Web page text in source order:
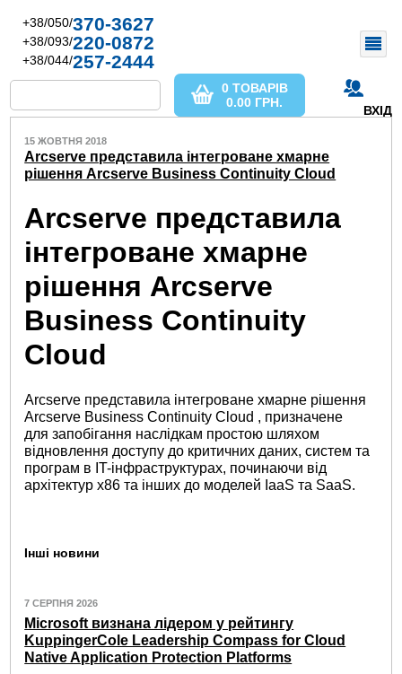
+38/050/370-3627
+38/093/220-0872
+38/044/257-2444
ВХІД
0 ТОВАРІВ
0.00 ГРН.
15 ЖОВТНЯ 2018
Arcserve представила інтегроване хмарне
рішення Arcserve Business Continuity Cloud
Arcserve представила
інтегроване хмарне
рішення Arcserve
Business Continuity
Cloud
Arcserve представила інтегроване хмарне рішення
Arcserve Business Continuity Cloud , призначене
для запобігання наслідкам простою шляхом
відновлення доступу до критичних даних, систем та
програм в IT-інфраструктурах, починаючи від
архітектур x86 та інших до моделей IaaS та SaaS.
Інші новини
7 СЕРПНЯ 2026
Microsoft визнана лідером у рейтингу
KuppingerCole Leadership Compass for Cloud
Native Application Protection Platforms